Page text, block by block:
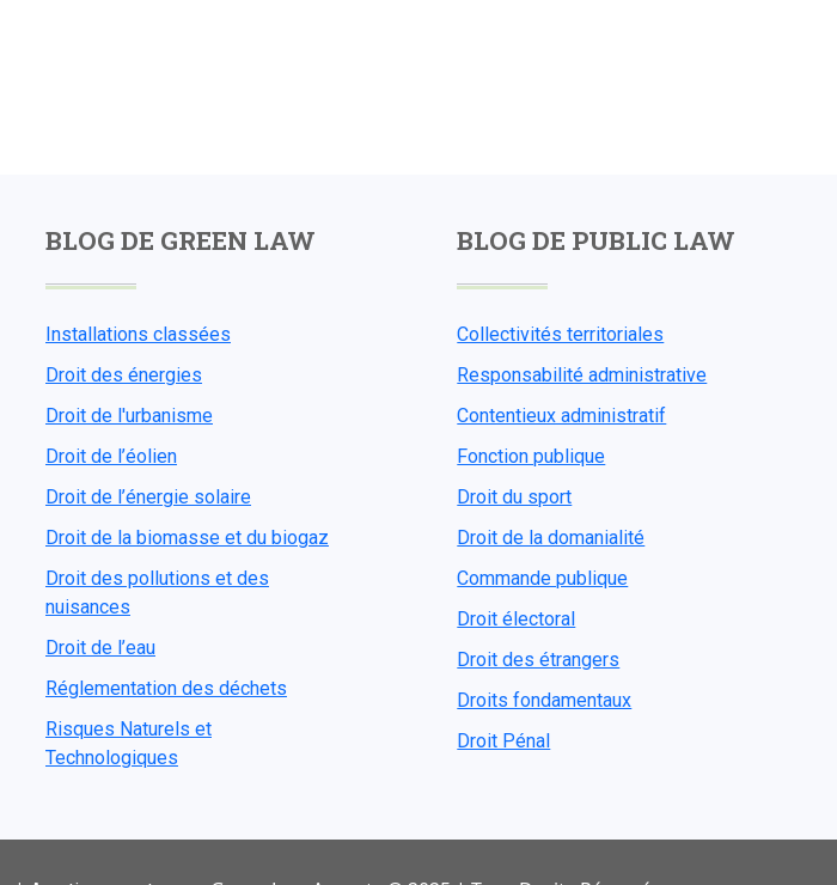
BLOG DE GREEN LAW
Installations classées
Droit des énergies
Droit de l'urbanisme
Droit de l’éolien
Droit de l’énergie solaire
Droit de la biomasse et du biogaz
Droit des pollutions et des
nuisances
Droit de l’eau
Réglementation des déchets
Risques Naturels et
Technologiques
BLOG DE PUBLIC LAW
Collectivités territoriales
Responsabilité administrative
Contentieux administratif
Fonction publique
Droit du sport
Droit de la domanialité
Commande publique
Droit électoral
Droit des étrangers
Droits fondamentaux
Droit Pénal